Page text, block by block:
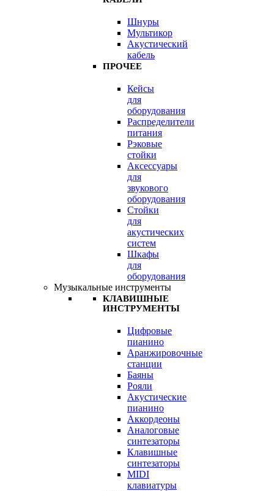
Шнуры
Мультикор
Акустический
кабель
ПРОЧЕЕ
Кейсы
для
оборудования
Распределители
питания
Рэковые
стойки
Аксессуары
для
звукового
оборудования
Стойки
для
акустических
систем
Шкафы
для
оборудования
Музыкальные инструменты
КЛАВИШНЫЕ
ИНСТРУМЕНТЫ
Цифровые
пианино
Аранжировочные
станции
Баяны
Рояли
Акустические
пианино
Аккордеоны
Аналоговые
синтезаторы
Клавишные
синтезаторы
MIDI
клавиатуры